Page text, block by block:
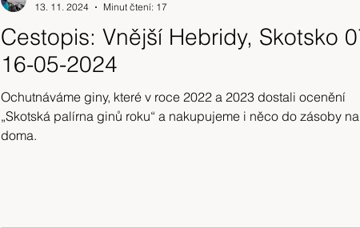
Cestopis: Vnější Hebridy, Skotsko
16-05-2024
Ochutnáváme giny, které v roce 2022 a 2023 dostali ocenění
„Skotská palírna ginů roku“ a nakupujeme i něco do zásoby na
doma.
13. 11. 2024
Minut čtení: 17